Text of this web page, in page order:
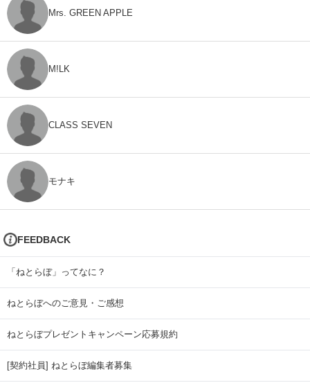
Mrs. GREEN APPLE
M!LK
CLASS SEVEN
モナキ
FEEDBACK
「ねとらぼ」ってなに？
ねとらぼへのご意見・ご感想
ねとらぼプレゼントキャンペーン応募規約
[契約社員] ねとらぼ編集者募集